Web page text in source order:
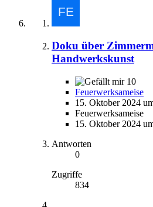
Doku über
Handwerkskunst
10
Feuerwerksameise
15. Oktober 2024
Feuerwerksameise
15. Oktober 2024
Antworten
0
Zugriffe
834